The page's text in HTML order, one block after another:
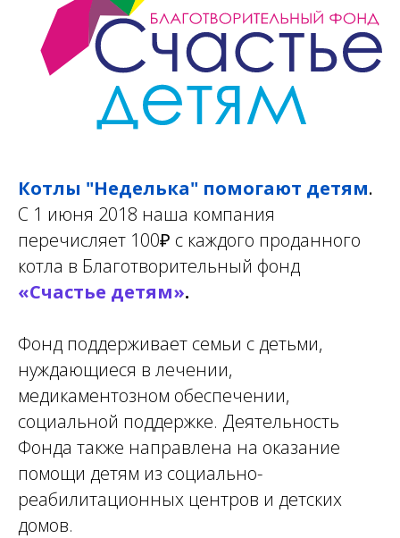
Котлы "Неделька" помогают детям.
С 1 июня 2018 наша компания
перечисляет 100₽ с каждого проданного
котла в Благотворительный фонд
«Счастье детям».
Фонд поддерживает семьи с детьми,
нуждающиеся в лечении,
медикаментозном обеспечении,
социальной поддержке. Деятельность
Фонда также направлена на оказание
помощи детям из социально-
реабилитационных центров и детских
домов.